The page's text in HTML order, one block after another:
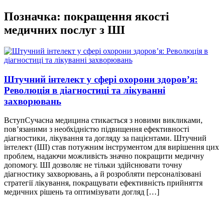
Позначка: покращення якості
медичних послуг з ШІ
Штучний інтелект у сфері охорони здоров’я:
Революція в діагностиці та лікуванні
захворювань
ВступСучасна медицина стикається з новими викликами,
пов’язаними з необхідністю підвищення ефективності
діагностики, лікування та догляду за пацієнтами. Штучний
інтелект (ШІ) став потужним інструментом для вирішення цих
проблем, надаючи можливість значно покращити медичну
допомогу. ШІ дозволяє не тільки здійснювати точну
діагностику захворювань, а й розробляти персоналізовані
стратегії лікування, покращувати ефективність прийняття
медичних рішень та оптимізувати догляд […]